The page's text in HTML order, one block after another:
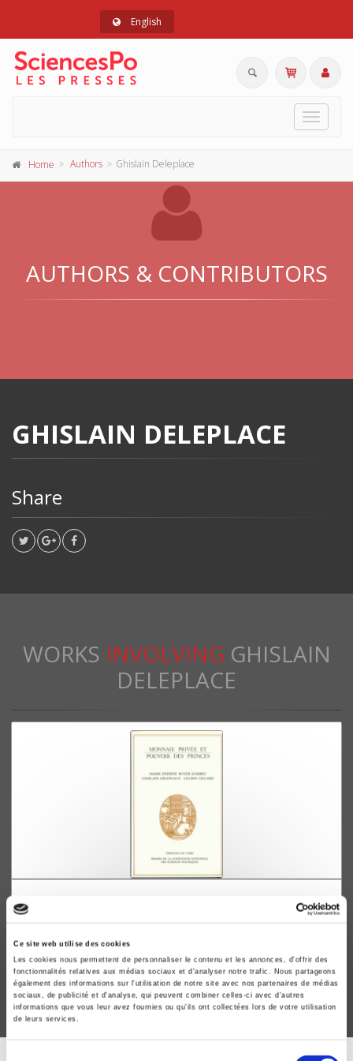
Ce site web utilise des cookies
Les cookies nous permettent de personnaliser le contenu et les annonces, d'offrir des
fonctionnalités relatives aux médias sociaux et d'analyser notre trafic. Nous partageons
également des informations sur l'utilisation de notre site avec nos partenaires de médias
sociaux, de publicité et d'analyse, qui peuvent combiner celles-ci avec d'autres
informations que vous leur avez fournies ou qu'ils ont collectées lors de votre utilisation
de leurs services.
English
Toggle
Home Authors Ghislain Deleplace
AUTHORS & CONTRIBUTORS
GHISLAIN DELEPLACE
Share
WORKS INVOLVING GHISLAIN
DELEPLACE
Monnaie privée et pouvoir des princes
L'économie des relations monétaires à la Renaissance
Marie-Thérèse Boyer-Xambeu, Ghislain Deleplace